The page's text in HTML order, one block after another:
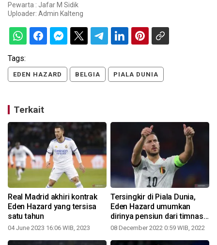
Pewarta : Jafar M Sidik
Uploader: Admin Kalteng
Tags:
EDEN HAZARD BELGIA PIALA DUNIA
Terkait
Real Madrid akhiri kontrak
Eden Hazard yang tersisa
satu tahun
04 June 2023 16:06 WIB, 2023
Tersingkir di Piala Dunia,
Eden Hazard umumkan
dirinya pensiun dari timnas
Belgia
08 December 2022 0:59 WIB, 2022